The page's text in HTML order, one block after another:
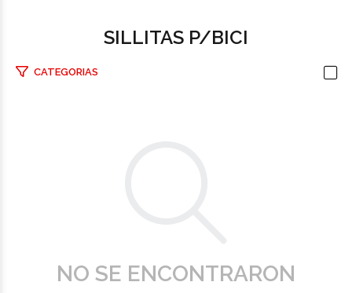
SILLITAS P/BICI
CATEGORIAS
NO SE ENCONTRARON